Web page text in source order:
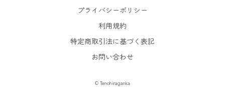
プライバシーポリシー
利用規約
特定商取引法に基づく表記
お問い合わせ
© Tenohiraganka